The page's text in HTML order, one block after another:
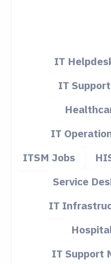
IT
IT
IT
ITSM Jobs
Service
IT
IT Support